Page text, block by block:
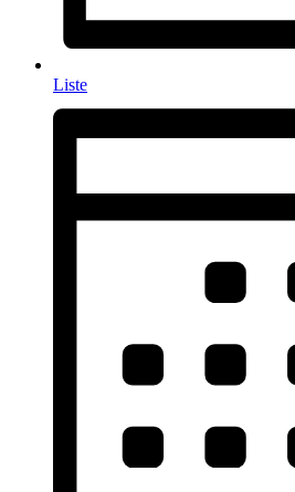
Liste